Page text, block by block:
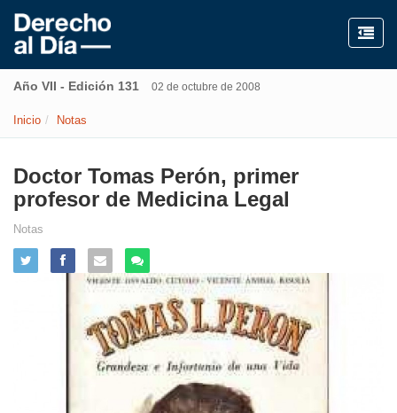
Año VII - Edición 131 02 de octubre de 2008
Inicio Notas
Doctor Tomas Perón, primer
profesor de Medicina Legal
Notas